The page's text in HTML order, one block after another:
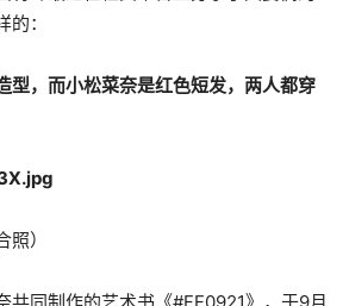
：
型，而小松菜奈是红色短发，两人都穿
照）